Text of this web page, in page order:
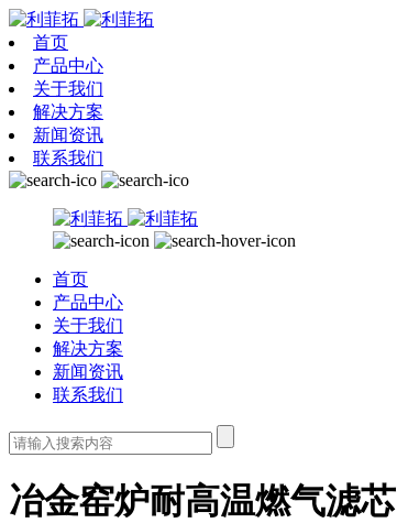
首页
产品中心
关于我们
解决方案
新闻资讯
联系我们
首页
产品中心
关于我们
解决方案
新闻资讯
联系我们
冶金窑炉耐高温燃气滤芯